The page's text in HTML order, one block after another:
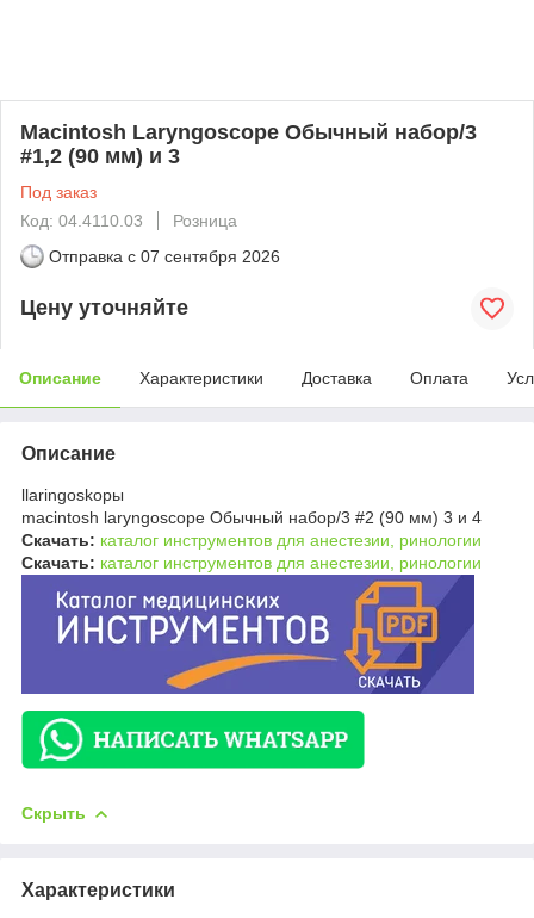
Macintosh Laryngoscope Обычный набор/3
#1,2 (90 мм) и 3
Под заказ
Код: 04.4110.03
Розница
Отправка с 07 сентября 2026
Цену уточняйте
Описание Характеристики Доставка Оплата
Описание
llaringoskopы
macintosh laryngoscope Обычный набор/3 #2 (90 мм) 3 и 4
Скачать: каталог инструментов для анестезии, ринологии
Скачать: каталог инструментов для анестезии, ринологии
Скрыть
Характеристики